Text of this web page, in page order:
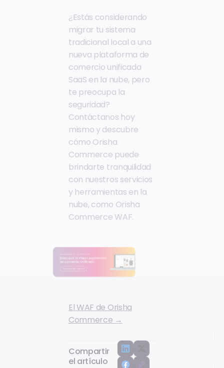
¿Estás considerando
migrar tu sistema
tradicional local a una
nueva plataforma de
comercio unificada
SaaS en la nube, pero
te preocupa la
seguridad?
Contáctanos hoy
mismo y descubre
cómo Orisha
Commerce puede
brindarte tranquilidad
con nuestros servicios
y herramientas en la
nube, como Orisha
Commerce WAF.
El WAF de Orisha
Commerce →
Compartir
el artículo